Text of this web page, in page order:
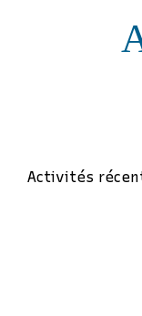
Activités